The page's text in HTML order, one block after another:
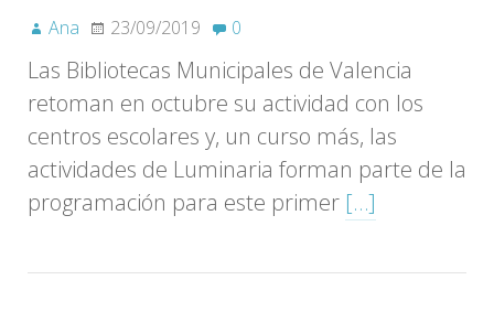
Ana 23/09/2019 0
Las Bibliotecas Municipales de Valencia
retoman en octubre su actividad con los
centros escolares y, un curso más, las
actividades de Luminaria forman parte de la
programación para este primer […]